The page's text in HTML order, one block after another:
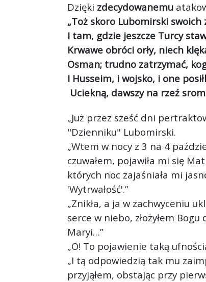
Dzięki zdecydowanemu
„Toż skoro Lubomirski swoich
I tam, gdzie jeszcze Turcy
Krwawe obróci orły, niech
Osman; trudno zatrzymać,
I Husseim, i wojsko, i one
Uciekną, dawszy na rzeź
„Już przez sześć dni
"Dzienniku" Lubomirski.
„Wtem w nocy z 3 na 4
czuwałem, pojawiła mi się
których noc zajaśniała mi
'Wytrwałość'.”
„Znikła, a ja w zachwyceniu
serce w niebo, złożyłem
Maryi…”
„O! To pojawienie taką
„I tą odpowiedzią tak mu
przyjąłem, obstając przy